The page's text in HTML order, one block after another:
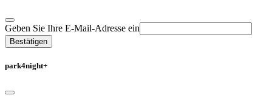
Geben Sie Ihre E-Mail-Adresse ein
Bestätigen
park4night+